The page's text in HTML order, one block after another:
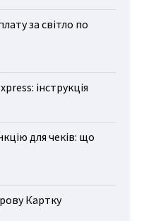
за світло по
інструкція
для чеків: що
Картку